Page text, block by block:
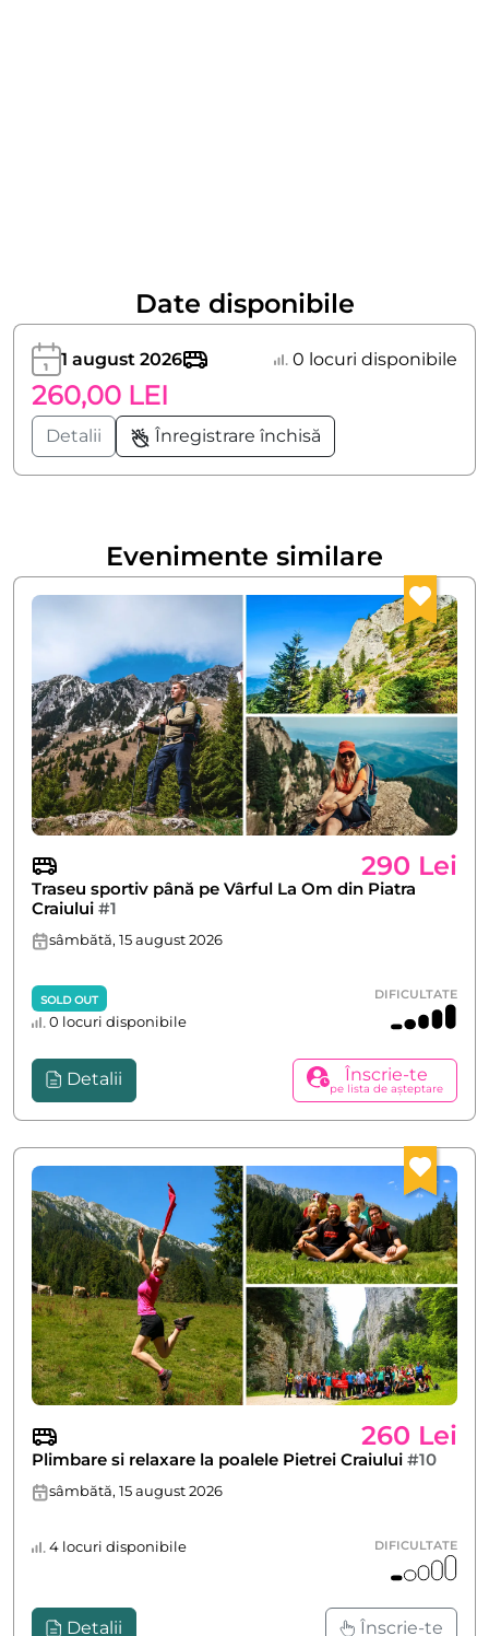
Date disponibile
1 august 2026 0 locuri disponibile
260,00 LEI
Detalii Înregistrare închisă
Evenimente similare
290 Lei
Traseu sportiv până pe Vârful La Om din Piatra
Craiului #1
sâmbătă, 15 august 2026
SOLD OUT
0 locuri disponibile
DIFICULTATE
Detalii Înscrie-te
pe lista de așteptare
260 Lei
Plimbare si relaxare la poalele Pietrei Craiului #10
sâmbătă, 15 august 2026
4 locuri disponibile DIFICULTATE
Detalii Înscrie-te